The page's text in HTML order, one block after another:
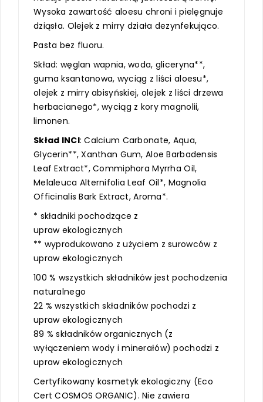
Wysoka zawartość aloesu chroni i pielęgnuje
dziąsła. Olejek z mirry działa dezynfekująco.
Pasta bez fluoru.
Skład: węglan wapnia, woda, gliceryna**,
guma ksantanowa, wyciąg z liści aloesu*,
olejek z mirry abisyńskiej, olejek z liści drzewa
herbacianego*, wyciąg z kory magnolii,
limonen.
Skład INCI: Calcium Carbonate, Aqua,
Glycerin**, Xanthan Gum, Aloe Barbadensis
Leaf Extract*, Commiphora Myrrha Oil,
Melaleuca Alternifolia Leaf Oil*, Magnolia
Officinalis Bark Extract, Aroma*.
* składniki pochodzące z
upraw ekologicznych
** wyprodukowano z użyciem z surowców z
upraw ekologicznych
100 % wszystkich składników jest pochodzenia
naturalnego
22 % wszystkich składników pochodzi z
upraw ekologicznych
89 % składników organicznych (z
wyłączeniem wody i minerałów) pochodzi z
upraw ekologicznych
Certyfikowany kosmetyk ekologiczny (Eco
Cert COSMOS ORGANIC). Nie zawiera